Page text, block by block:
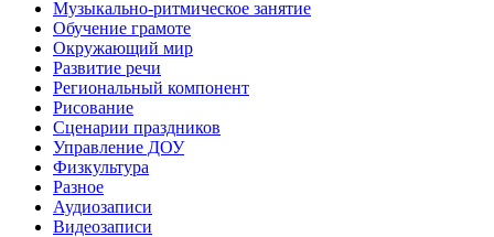
Музыкально-ритмическое занятие
Обучение грамоте
Окружающий мир
Развитие речи
Региональный компонент
Рисование
Сценарии праздников
Управление ДОУ
Физкультура
Разное
Аудиозаписи
Видеозаписи